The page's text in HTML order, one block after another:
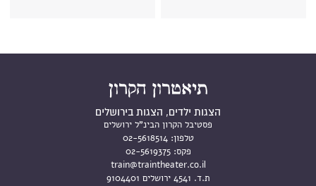
הצגות ילדים, הצגות בירושלים
פסטיבל הקרון הבינ"ל ירושלים
טלפון: 02-5618514
פקס: 02-5619375
train@traintheater.co.il
ת.ד. 4541 ירושלים 9104401